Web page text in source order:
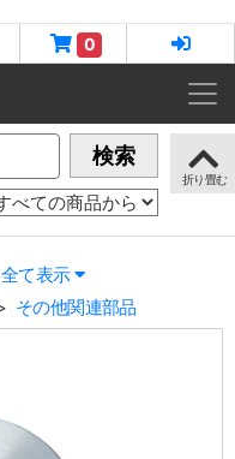
0
検索
全て表示
その他関連部品